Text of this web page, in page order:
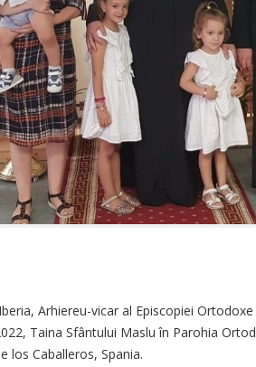
Arhiereu-vicar al Episcopiei
Taina Sfântului Maslu în Parohia
los Caballeros, Spania.